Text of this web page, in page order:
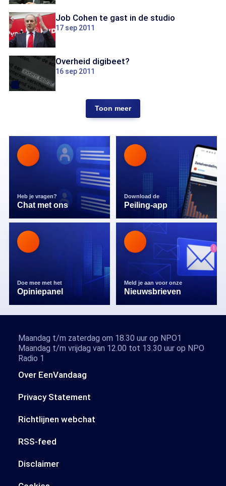
Job Cohen te gast in de studio
17 sep 2011
Overheid digibeet?
16 sep 2011
Toon meer
Heb je vragen?
Chat met ons
Download de
Peiling-app
Doe mee met het
Opiniepanel
Meld je aan voor onze
Nieuwsbrieven
Over EenVandaag
Privacy Statement
Richtlijnen webchat
RSS-feed
Disclaimer
Maandag t/m zaterdag om 18.30 uur op NPO1
Maandag t/m vrijdag van 12.00 tot 13.30 uur op NPO
Radio 1